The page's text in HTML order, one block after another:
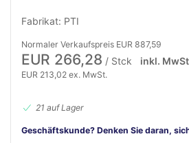
Fabrikat: PTI
Normaler Verkaufspreis EUR 887,59
EUR 266,28 / Stck inkl.
EUR 213,02 ex. MwSt.
21 auf Lager
Geschäftskunde? Denken Sie daran,